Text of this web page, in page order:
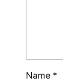
Name *